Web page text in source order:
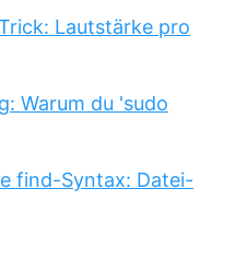
Lautstärke pro
Warum du 'sudo
find-Syntax: Datei-